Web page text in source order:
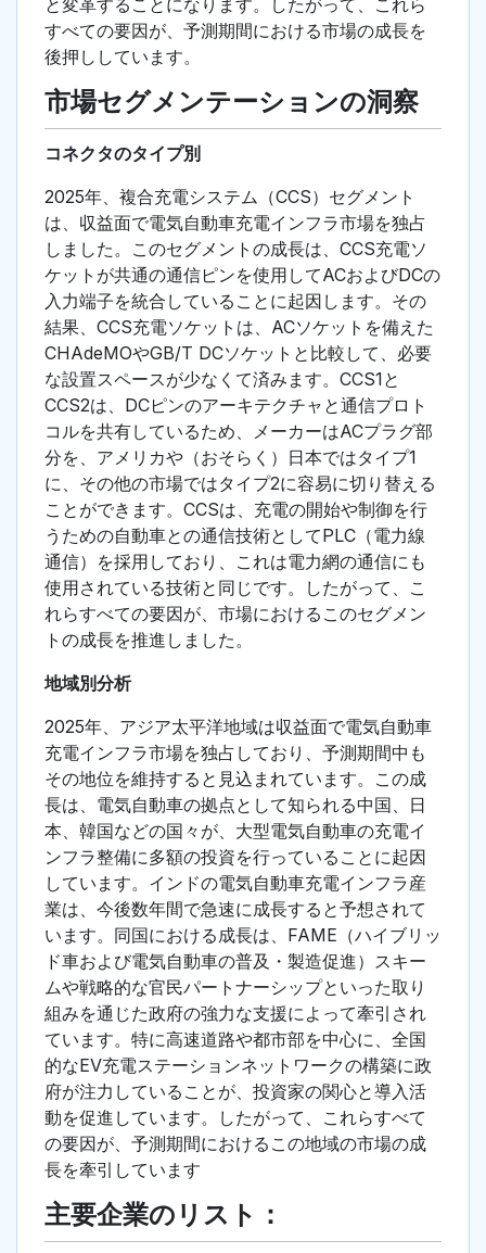
と変革することになります。したがって、これら
すべての要因が、予測期間における市場の成長を
後押ししています。
市場セグメンテーションの洞察
コネクタのタイプ別
2025年、複合充電システム（CCS）セグメント
は、収益面で電気自動車充電インフラ市場を独占
しました。このセグメントの成長は、CCS充電ソ
ケットが共通の通信ピンを使用してACおよびDCの
入力端子を統合していることに起因します。その
結果、CCS充電ソケットは、ACソケットを備えた
CHAdeMOやGB/T DCソケットと比較して、必要
な設置スペースが少なくて済みます。CCS1と
CCS2は、DCピンのアーキテクチャと通信プロト
コルを共有しているため、メーカーはACプラグ部
分を、アメリカや（おそらく）日本ではタイプ1
に、その他の市場ではタイプ2に容易に切り替える
ことができます。CCSは、充電の開始や制御を行
うための自動車との通信技術としてPLC（電力線
通信）を採用しており、これは電力網の通信にも
使用されている技術と同じです。したがって、こ
れらすべての要因が、市場におけるこのセグメン
トの成長を推進しました。
地域別分析
2025年、アジア太平洋地域は収益面で電気自動車
充電インフラ市場を独占しており、予測期間中も
その地位を維持すると見込まれています。この成
長は、電気自動車の拠点として知られる中国、日
本、韓国などの国々が、大型電気自動車の充電イ
ンフラ整備に多額の投資を行っていることに起因
しています。インドの電気自動車充電インフラ産
業は、今後数年間で急速に成長すると予想されて
います。同国における成長は、FAME（ハイブリッ
ド車および電気自動車の普及・製造促進）スキー
ムや戦略的な官民パートナーシップといった取り
組みを通じた政府の強力な支援によって牽引され
ています。特に高速道路や都市部を中心に、全国
的なEV充電ステーションネットワークの構築に政
府が注力していることが、投資家の関心と導入活
動を促進しています。したがって、これらすべて
の要因が、予測期間におけるこの地域の市場の成
長を牽引しています
主要企業のリスト：